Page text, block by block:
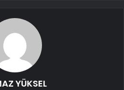
YÜKSEL